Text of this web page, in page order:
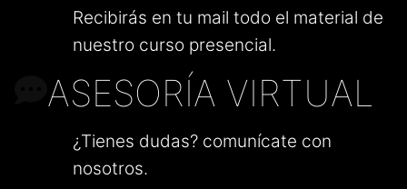
Recibirás en tu mail todo el material de
nuestro curso presencial.
ASESORÍA VIRTUAL
¿Tienes dudas? comunícate con
nosotros.